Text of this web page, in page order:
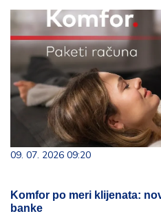
09. 07. 2026 09:20
Komfor po meri klijenata:
banke